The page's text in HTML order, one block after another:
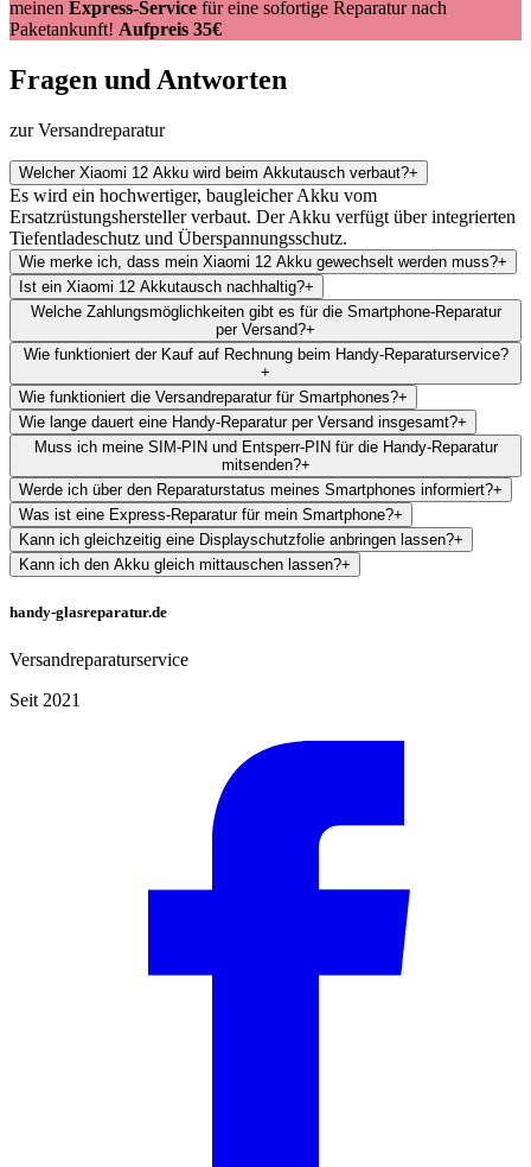
meinen Express-Service für eine sofortige Reparatur nach
Paketankunft! Aufpreis 35€
Fragen und Antworten
zur Versandreparatur
Welcher Xiaomi 12 Akku wird beim Akkutausch verbaut?+
Es wird ein hochwertiger, baugleicher Akku vom
Ersatzrüstungshersteller verbaut. Der Akku verfügt über integrierten
Tiefentladeschutz und Überspannungsschutz.
Wie merke ich, dass mein Xiaomi 12 Akku gewechselt werden muss?+
Ist ein Xiaomi 12 Akkutausch nachhaltig?+
Welche Zahlungsmöglichkeiten gibt es für die Smartphone-Reparatur
per Versand?+
Wie funktioniert der Kauf auf Rechnung beim Handy-Reparaturservice?
+
Wie funktioniert die Versandreparatur für Smartphones?+
Wie lange dauert eine Handy-Reparatur per Versand insgesamt?+
Muss ich meine SIM-PIN und Entsperr-PIN für die Handy-Reparatur
mitsenden?+
Werde ich über den Reparaturstatus meines Smartphones informiert?+
Was ist eine Express-Reparatur für mein Smartphone?+
Kann ich gleichzeitig eine Displayschutzfolie anbringen lassen?+
Kann ich den Akku gleich mittauschen lassen?+
handy-glasreparatur.de
Versandreparaturservice
Seit 2021